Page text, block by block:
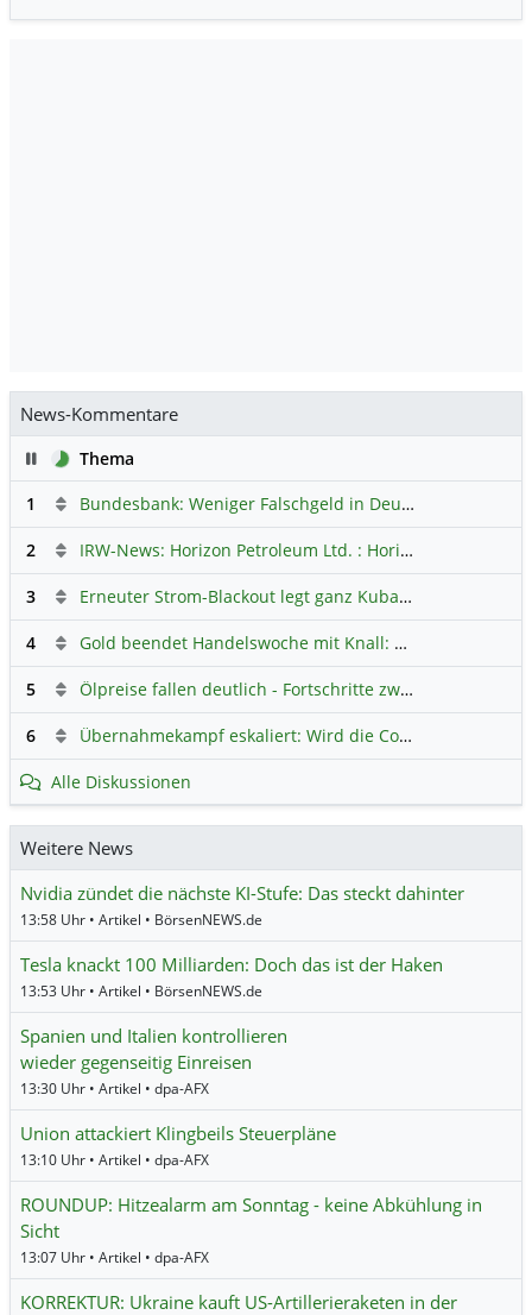
News-Kommentare
PauseThema
1
Bundesbank: Weniger Falschgeld in Deutschland
2 IRW-News: Horizon Petroleum Ltd. : Horizon Petroleum beginnt mit der Testförderung im Projekt Lachowice in Polen und schließt die Platzierung einer überzeichneten Wandelanleihe ab
3 Erneuter Strom-Blackout legt ganz Kuba lahm
4 Gold beendet Handelswoche mit Knall: Barrick Mining – Ist diese Aktie wieder ein Kauf?
5 Ölpreise fallen deutlich - Fortschritte zwischen USA und Iran belasten
6 Übernahmekampf eskaliert: Wird die Commerzbank italienisch?
Alle Diskussionen
Weitere News
Nvidia zündet die nächste KI-Stufe: Das steckt dahinter
13:58 Uhr • Artikel • BörsenNEWS.de
Tesla knackt 100 Milliarden: Doch das ist der Haken
13:53 Uhr • Artikel • BörsenNEWS.de
Spanien und Italien kontrollieren
wieder gegenseitig Einreisen
13:30 Uhr • Artikel • dpa-AFX
Union attackiert Klingbeils Steuerpläne
13:10 Uhr • Artikel • dpa-AFX
ROUNDUP: Hitzealarm am Sonntag - keine Abkühlung in
Sicht
13:07 Uhr • Artikel • dpa-AFX
KORREKTUR: Ukraine kauft US-Artillerieraketen in der